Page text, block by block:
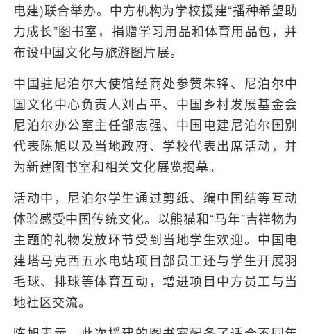
电建)联合举办。中方机构为学校援建“播种希望助
力成长”图书室，捐赠学习用品和体育用品包，并
布设中国文化与旅游图片展。
中国驻尼泊尔大使馆经商处参赞朱锋、尼泊尔中
国文化中心负责人刘占平、中国乡村发展基金会
尼泊尔办公室主任邹志强、中国电建尼泊尔国别
代表陈旭以及当地政府、学校代表出席活动，并
为新建图书室和相关文化展览揭幕。
活动中，尼泊尔学生通过剪纸、编中国结等互动
体验感受中国传统文化。以熊猫和“马年”吉祥物为
主题的礼物发放环节受到当地学生欢迎。中国电
建塔马克西五水电站项目部员工还与学生开展羽
毛球、排球等体育互动，增进项目中方员工与当
地社区交流。